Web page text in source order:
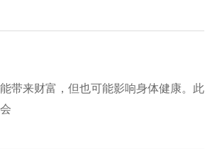
带来财富，但也可能影响身体健康。此